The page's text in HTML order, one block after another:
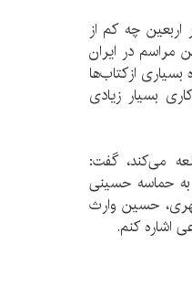
چه کم از
مراسم در ایران
ازکتاب‌ها
بسیار زیادی
می‌کند، گفت:
به حماسه حسینی
حسین وارث
اشاره کنم.